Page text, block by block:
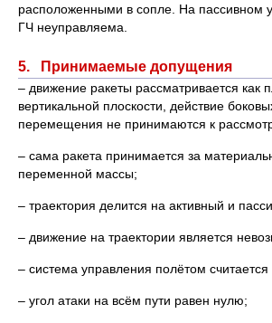
расположенными в сопле. На пассивном
ГЧ неуправляема.
5. Принимаемые допущения
– движение ракеты рассматривается как
вертикальной плоскости, действие
перемещения не принимаются к
– сама ракета принимается за
переменной массы;
– траектория делится на активный и
– движение на траектории является
– система управления полётом
– угол атаки на всём пути равен нулю;